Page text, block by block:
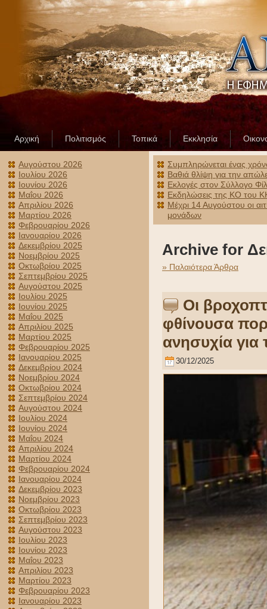
Αρχική Πολιτισμός Τοπικά Εκκλησία
Αυγούστου 2026
Ιουλίου 2026
Ιουνίου 2026
Μαΐου 2026
Απριλίου 2026
Μαρτίου 2026
Φεβρουαρίου 2026
Ιανουαρίου 2026
Δεκεμβρίου 2025
Νοεμβρίου 2025
Οκτωβρίου 2025
Σεπτεμβρίου 2025
Αυγούστου 2025
Ιουλίου 2025
Ιουνίου 2025
Μαΐου 2025
Απριλίου 2025
Μαρτίου 2025
Φεβρουαρίου 2025
Ιανουαρίου 2025
Δεκεμβρίου 2024
Νοεμβρίου 2024
Οκτωβρίου 2024
Σεπτεμβρίου 2024
Αυγούστου 2024
Ιουλίου 2024
Ιουνίου 2024
Μαΐου 2024
Απριλίου 2024
Μαρτίου 2024
Φεβρουαρίου 2024
Ιανουαρίου 2024
Δεκεμβρίου 2023
Νοεμβρίου 2023
Οκτωβρίου 2023
Σεπτεμβρίου 2023
Αυγούστου 2023
Ιουλίου 2023
Ιουνίου 2023
Μαΐου 2023
Απριλίου 2023
Μαρτίου 2023
Φεβρουαρίου 2023
Ιανουαρίου 2023
Συμπληρώνεται ένας
Βαθιά θλίψη για την
Εκλογές στον Σύλλογο
Εκδηλώσεις της ΚΟ του
Μέχρι 14 Αυγούστου οι
μονάδων
Archive for
» Παλαιότερα Άρθρα
Οι
φθίνουσα
ανησυχία για
30/12/2025